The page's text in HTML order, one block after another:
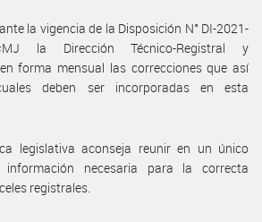
la vigencia de la Disposición N° DI-2021-
la Dirección Técnico-Registral y
forma mensual las correcciones que así
deben ser incorporadas en esta
legislativa aconseja reunir en un único
necesaria para la correcta
registrales.